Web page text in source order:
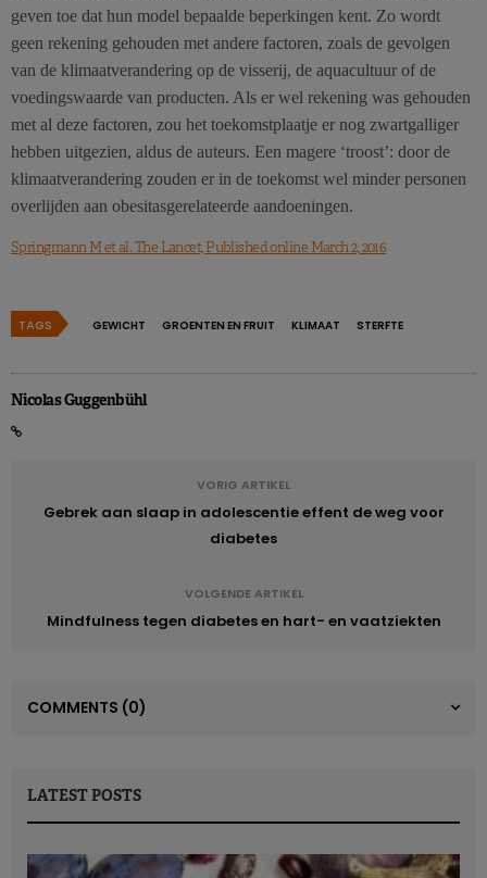
geven toe dat hun model bepaalde beperkingen kent. Zo wordt
geen rekening gehouden met andere factoren, zoals de gevolgen
van de klimaatverandering op de visserij, de aquacultuur of de
voedingswaarde van producten. Als er wel rekening was gehouden
met al deze factoren, zou het toekomstplaatje er nog zwartgalliger
hebben uitgezien, aldus de auteurs. Een magere ‘troost’: door de
klimaatverandering zouden er in de toekomst wel minder personen
overlijden aan obesitasgerelateerde aandoeningen.
Springmann M et al. The Lancet, Published online March 2, 2016
TAGS GEWICHT GROENTEN EN FRUIT KLIMAAT STERFTE
Nicolas Guggenbühl
VORIG ARTIKEL
Gebrek aan slaap in adolescentie effent de weg voor
diabetes
VOLGENDE ARTIKEL
Mindfulness tegen diabetes en hart- en vaatziekten
COMMENTS (0)
LATEST POSTS